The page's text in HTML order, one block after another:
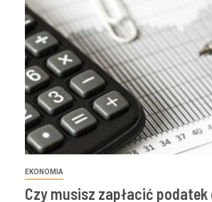
EKONOMIA
Czy musisz zapłacić podatek